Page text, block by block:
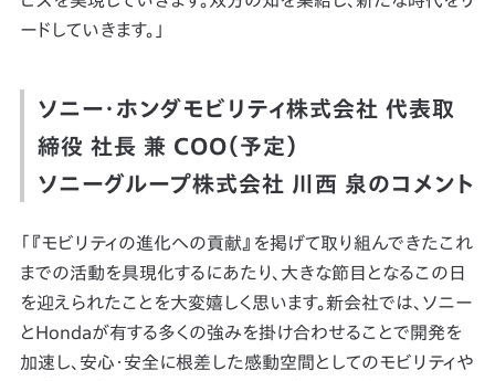
ードしていきます。」
ソニー・ホンダモビリティ株式会社 代表取
締役 社長 兼 COO（予定）
ソニーグループ株式会社 川西 泉のコメント
「『モビリティの進化への貢献』を掲げて取り組んできたこれ
までの活動を具現化するにあたり、大きな節目となるこの日
を迎えられたことを大変嬉しく思います。新会社では、ソニー
とHondaが有する多くの強みを掛け合わせることで開発を
加速し、安心・安全に根差した感動空間としてのモビリティや